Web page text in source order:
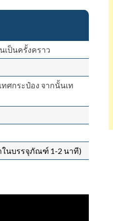
เป็นครั้งคราว
ทศกระป๋อง จากนั้นเท
ในบรรจุภัณฑ์ 1-2 นาที)